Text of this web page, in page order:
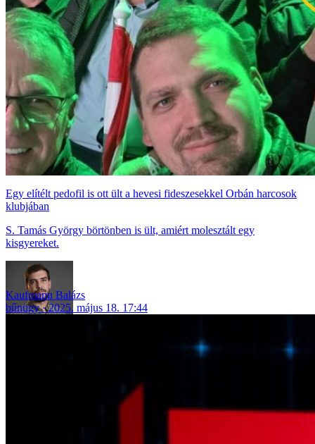
Egy elítélt pedofil is ott ült a hevesi fideszesekkel Orbán harcosok
klubjában
S. Tamás György börtönben is ült, amiért molesztált egy
kisgyereket.
Kaufmann Balázs
bűnügy
2025. május 18. 17:44